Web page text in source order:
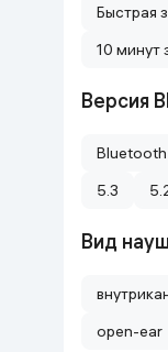
Uy
Быстрая
10 минут
Версия
5.3
Вид
open-ear